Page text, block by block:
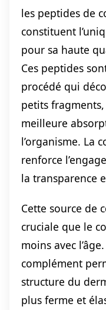
les peptides de
constituent
pour sa haute
Ces peptides
procédé qui
petits
meilleure
l’organisme. La
renforce
la transparence
Cette source de
cruciale que le
moins avec
complément
structure du
plus ferme et